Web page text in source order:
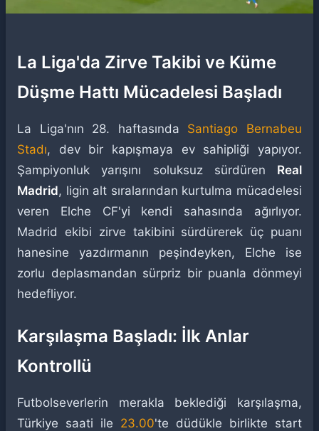
La Liga'da Zirve Takibi ve Küme
Düşme Hattı Mücadelesi Başladı
La Liga'nın 28. haftasında Santiago Bernabeu
Stadı, dev bir kapışmaya ev sahipliği yapıyor.
Şampiyonluk yarışını soluksuz sürdüren Real
Madrid, ligin alt sıralarından kurtulma mücadelesi
veren Elche CF'yi kendi sahasında ağırlıyor.
Madrid ekibi zirve takibini sürdürerek üç puanı
hanesine yazdırmanın peşindeyken, Elche ise
zorlu deplasmandan sürpriz bir puanla dönmeyi
hedefliyor.
Karşılaşma Başladı: İlk Anlar
Kontrollü
Futbolseverlerin merakla beklediği karşılaşma,
Türkiye saati ile 23.00'te düdükle birlikte start